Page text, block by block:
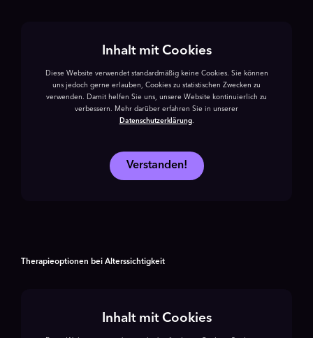
Inhalt mit Cookies
Diese Website verwendet standardmäßig keine Cookies. Sie können
uns jedoch gerne erlauben, Cookies zu statistischen Zwecken zu
verwenden. Damit helfen Sie uns, unsere Website kontinuierlich zu
verbessern. Mehr darüber erfahren Sie in unserer
Datenschutzerklärung.
Verstanden!
Therapieoptionen bei Alterssichtigkeit
Inhalt mit Cookies